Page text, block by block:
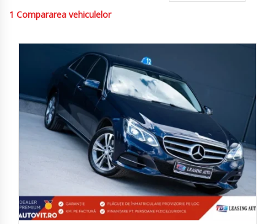
1 Compararea vehiculelor